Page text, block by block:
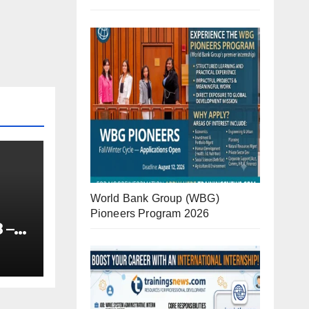
–
World Bank Group (WBG)
Pioneers Program 2026